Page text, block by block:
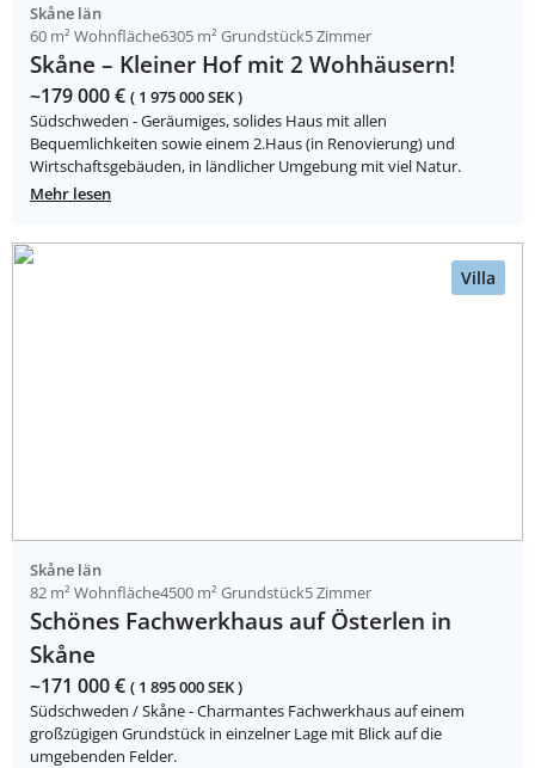
Skåne län
60 m² Wohnfläche6305 m² Grundstück5 Zimmer
Skåne – Kleiner Hof mit 2 Wohhäusern!
~179 000 € ( 1 975 000 SEK )
Südschweden - Geräumiges, solides Haus mit allen
Bequemlichkeiten sowie einem 2.Haus (in Renovierung) und
Wirtschaftsgebäuden, in ländlicher Umgebung mit viel Natur.
Mehr lesen
Villa
Skåne län
82 m² Wohnfläche4500 m² Grundstück5 Zimmer
Schönes Fachwerkhaus auf Österlen in
Skåne
~171 000 € ( 1 895 000 SEK )
Südschweden / Skåne - Charmantes Fachwerkhaus auf einem
großzügigen Grundstück in einzelner Lage mit Blick auf die
umgebenden Felder.